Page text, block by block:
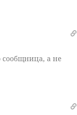
сообщница, а не